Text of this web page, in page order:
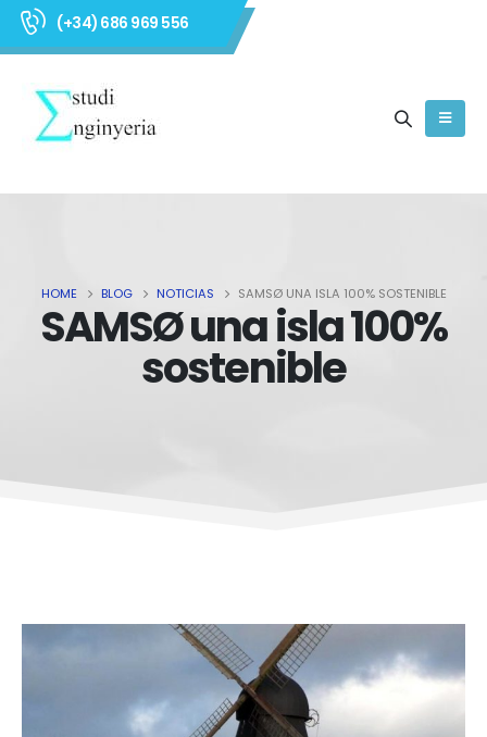
(+34) 686 969 556
HOME BLOG NOTICIAS SAMSØ UNA ISLA 100% SOSTENIBLE
SAMSØ una isla 100%
sostenible